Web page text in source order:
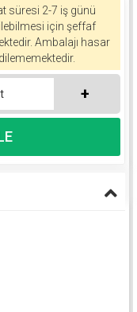
süresi 2-7 iş günü
için şeffaf
Ambalajı hasar
+